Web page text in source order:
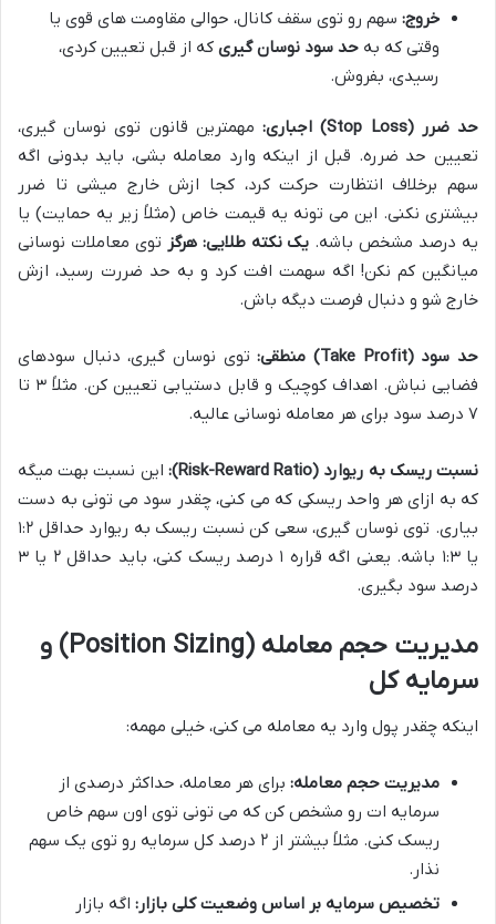
خروج: سهم رو توی سقف کانال، حوالی مقاومت های قوی یا
وقتی که به حد سود نوسان گیری که از قبل تعیین کردی،
رسیدی، بفروش.
حد ضرر (Stop Loss) اجباری:
مهمترین قانون توی نوسان گیری،
تعیین حد ضرره. قبل از اینکه وارد معامله بشی، باید بدونی اگه
سهم برخلاف انتظارت حرکت کرد، کجا ازش خارج میشی تا ضرر
بیشتری نکنی. این می تونه یه قیمت خاص (مثلاً زیر یه حمایت) یا
یه درصد مشخص باشه. یک نکته طلایی: هرگز توی معاملات نوسانی
میانگین کم نکن! اگه سهمت افت کرد و به حد ضررت رسید، ازش
خارج شو و دنبال فرصت دیگه باش.
حد سود (Take Profit) منطقی:
توی نوسان گیری، دنبال سودهای
فضایی نباش. اهداف کوچیک و قابل دستیابی تعیین کن. مثلاً ۳ تا
۷ درصد سود برای هر معامله نوسانی عالیه.
نسبت ریسک به ریوارد (Risk-Reward Ratio):
این نسبت بهت میگه
که به ازای هر واحد ریسکی که می کنی، چقدر سود می تونی به دست
بیاری. توی نوسان گیری، سعی کن نسبت ریسک به ریوارد حداقل ۱:۲
یا ۱:۳ باشه. یعنی اگه قراره ۱ درصد ریسک کنی، باید حداقل ۲ یا ۳
درصد سود بگیری.
مدیریت حجم معامله (Position Sizing) و
سرمایه کل
اینکه چقدر پول وارد یه معامله می کنی، خیلی مهمه:
مدیریت حجم معامله: برای هر معامله، حداکثر درصدی از
سرمایه ات رو مشخص کن که می تونی توی اون سهم خاص
ریسک کنی. مثلاً بیشتر از ۲ درصد کل سرمایه رو توی یک سهم
نذار.
تخصیص سرمایه بر اساس وضعیت کلی بازار: اگه بازار